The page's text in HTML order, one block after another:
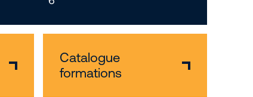
Catalogue
formations